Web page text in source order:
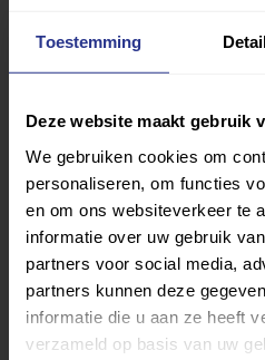
Toestemming
Deze website maakt gebruik
We gebruiken cookies om
personaliseren, om functies
en om ons websiteverkeer te
informatie over uw gebruik
partners voor social media,
partners kunnen deze
informatie die u aan ze heeft
verzameld op basis van uw
Met meer dan 4250
die bij je past.
Sport
Verder lezen over
Ervaringen Esports